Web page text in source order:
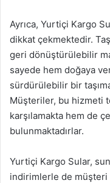
Ayrıca, Yurtiçi Kargo
dikkat çekmektedir.
geri dönüştürülebilir
sayede hem doğaya
sürdürülebilir bir
Müşteriler, bu hizmeti
karşılamakta hem de
bulunmaktadırlar.
Yurtiçi Kargo Sular,
indirimlerle de müşteri